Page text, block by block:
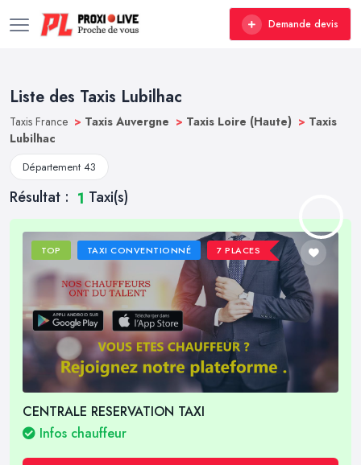
Demande devis
Liste des Taxis Lubilhac
Taxis France > Taxis Auvergne > Taxis Loire (Haute) > Taxis
Lubilhac
Département 43
Résultat : 1 Taxi(s)
TOP TAXI CONVENTIONNÉ 7 PLACES
CENTRALE RESERVATION TAXI
Infos chauffeur